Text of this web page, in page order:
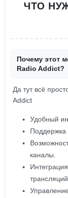
ЧТО
Почему этот
Radio Addict?
Да тут всё
Addict
Удобный
Поддержка
каналы.
трансляций.